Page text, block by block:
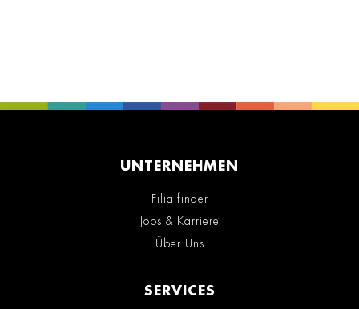
UNTERNEHMEN
Filialfinder
Jobs & Karriere
Über Uns
SERVICES